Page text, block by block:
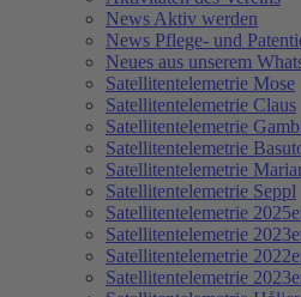
News Aktiv werden
News Pflege- und
Neues aus unserem
Satellitentelemetrie Mose
Satellitentelemetrie Claus
Satellitentelemetrie
Satellitentelemetrie
Satellitentelemetrie
Satellitentelemetrie Seppl
Satellitentelemetrie
Satellitentelemetrie
Satellitentelemetrie
Satellitentelemetrie